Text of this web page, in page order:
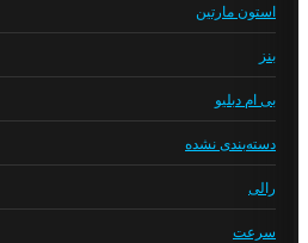
استون مارتین
بنز
بی ام دبلیو
دسته‌بندی نشده
رالی
سرعت